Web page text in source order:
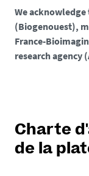
We
(Biogenouest),
France-
research agency
Charte
de la